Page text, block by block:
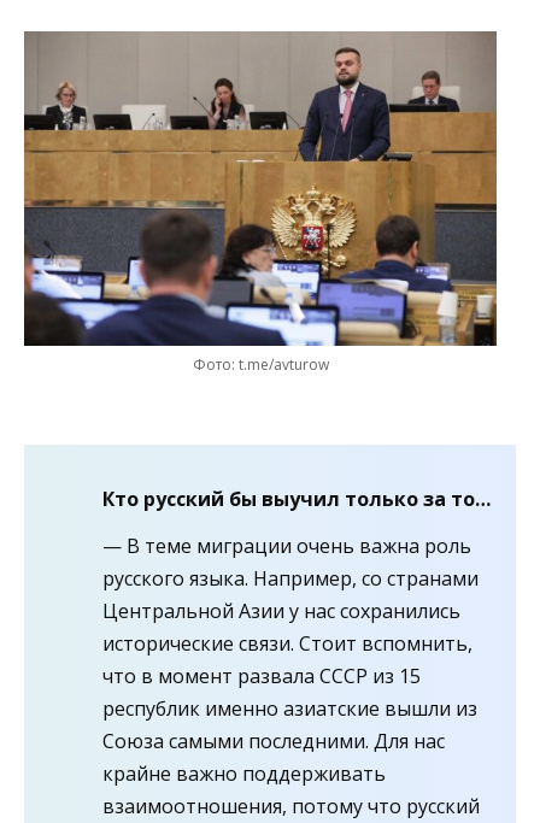
Фото: t.me/avturow
Кто русский бы выучил только за то…
— В теме миграции очень важна роль
русского языка. Например, со странами
Центральной Азии у нас сохранились
исторические связи. Стоит вспомнить,
что в момент развала СССР из 15
республик именно азиатские вышли из
Союза самыми последними. Для нас
крайне важно поддерживать
взаимоотношения, потому что русский